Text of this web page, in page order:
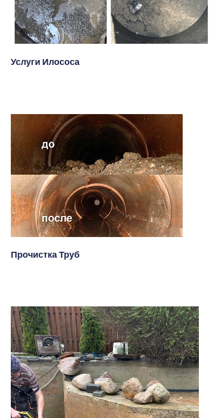
Услуги Илососа
Прочистка Труб